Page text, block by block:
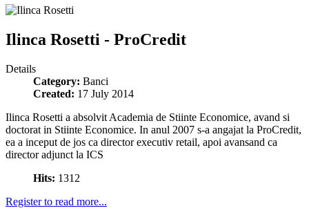
Ilinca Rosetti - ProCredit
Details
Category: Banci
Created: 17 July 2014
Ilinca Rosetti a absolvit Academia de Stiinte Economice, avand si
doctorat in Stiinte Economice. In anul 2007 s-a angajat la ProCredit,
ea a inceput de jos ca director executiv retail, apoi avansand ca
director adjunct la ICS
Hits: 1312
Register to read more...